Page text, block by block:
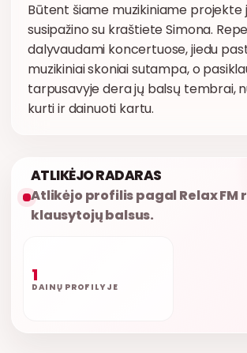
Būtent šiame muzikiniame projekte
susipažino su kraštiete Simona.
dalyvaudami koncertuose, jiedu
muzikiniai skoniai sutampa, o
tarpusavyje dera jų balsų tembrai,
kurti ir dainuoti kartu.
ATLIKĖJO RADARAS
Atlikėjo profilis pagal Relax FM
klausytojų balsus.
1
DAINŲ PROFILYJE